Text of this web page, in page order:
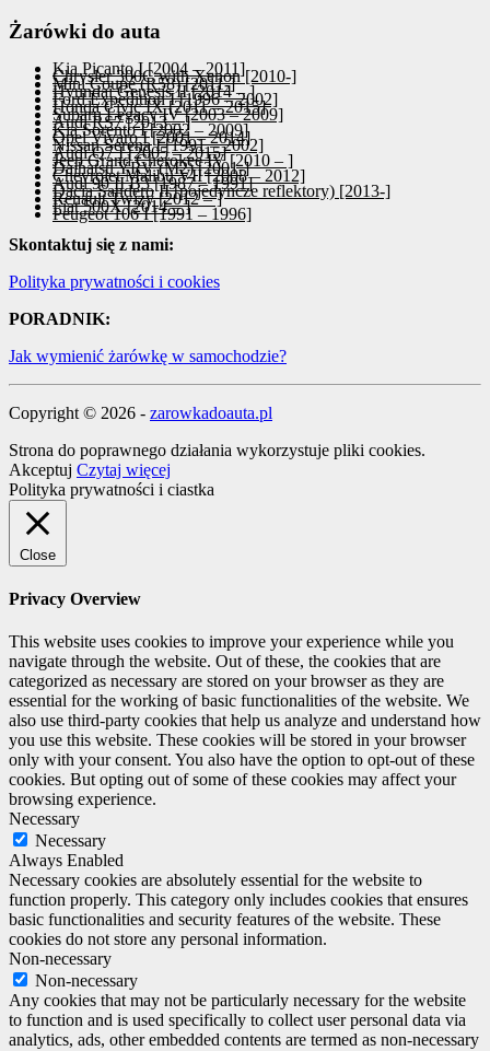
Żarówki do auta
Kia Picanto I [2004 – 2011]
Chrysler 300C with Xenon [2010-]
Mini Coupé (R58) [2011-]
Hyundai Genesis II [2014 – ]
Ford Expedition I [1996 – 2002]
Honda Civic IX [2011 – 2015]
Subaru Legacy IV [2003 – 2009]
Audi RS7 [2013 – ]
Kia Sorento I [2002 – 2009]
Opel Vivaro I [2001 – 2014]
Nissan Serena I [1991 – 2002]
Audi Q7 I [2005 – 2015]
Jeep Grand Cherokee IV [2010 – ]
Daihatsu YRV (M2) [2001-]
Chevrolet Malibu VII [2008 – 2012]
Audi 90 II B3 [1987 – 1991]
Dacia Sandero II [pojedyncze reflektory) [2013-]
Renault Twizy [2012 – ]
Fiat 500X [2014 – ]
Peugeot 106 I [1991 – 1996]
Skontaktuj się z nami:
Polityka prywatności i cookies
PORADNIK:
Jak wymienić żarówkę w samochodzie?
Copyright © 2026 - zarowkadoauta.pl
Strona do poprawnego działania wykorzystuje pliki cookies.
Akceptuj Czytaj więcej
Polityka prywatności i ciastka
Close
Privacy Overview
This website uses cookies to improve your experience while you
navigate through the website. Out of these, the cookies that are
categorized as necessary are stored on your browser as they are
essential for the working of basic functionalities of the website. We
also use third-party cookies that help us analyze and understand how
you use this website. These cookies will be stored in your browser
only with your consent. You also have the option to opt-out of these
cookies. But opting out of some of these cookies may affect your
browsing experience.
Necessary
Necessary
Always Enabled
Necessary cookies are absolutely essential for the website to
function properly. This category only includes cookies that ensures
basic functionalities and security features of the website. These
cookies do not store any personal information.
Non-necessary
Non-necessary
Any cookies that may not be particularly necessary for the website
to function and is used specifically to collect user personal data via
analytics, ads, other embedded contents are termed as non-necessary